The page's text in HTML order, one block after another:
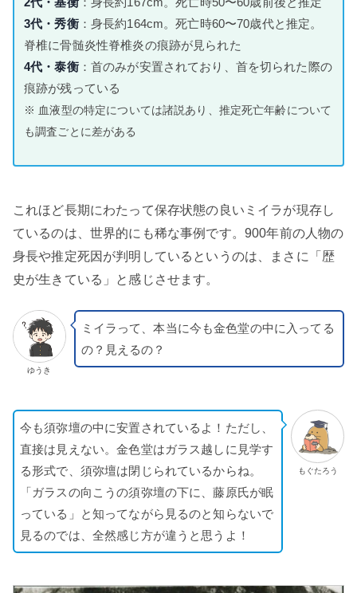
3代・秀衡：身長約164cm。死亡時60〜70歳代と推定。
脊椎に骨髄炎性脊椎炎の痕跡が見られた
4代・泰衡：首のみが安置されており、首を切られた際の
痕跡が残っている
※ 血液型の特定については諸説あり、推定死亡年齢について
も調査ごとに差がある
これほど長期にわたって保存状態の良いミイラが現存し
ているのは、世界的にも稀な事例です。900年前の人物の
身長や推定死因が判明しているというのは、まさに「歴
史が生きている」と感じさせます。
ゆうき
ミイラって、本当に今も金色堂の中に入ってる
の？見えるの？
もぐたろう
今も須弥壇の中に安置されているよ！ただし、
直接は見えない。金色堂はガラス越しに見学す
る形式で、須弥壇は閉じられているからね。
「ガラスの向こうの須弥壇の下に、藤原氏が眠
っている」と知ってながら見るのと知らないで
見るのでは、全然感じ方が違うと思うよ！